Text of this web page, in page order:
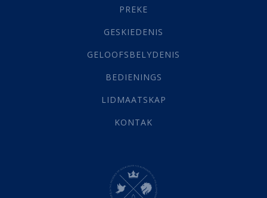
(21)
Grys Areas(4)
Lewensdoel(3)
Selfondersoek(1)
Werk(22)
(142)
Hemel (31)
Israel (14)
PREKE
GESKIEDENIS
GELOOFSBELYDENIS
BEDIENINGS
LIDMAATSKAP
KONTAK